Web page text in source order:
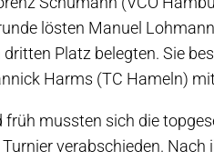
lösten Manuel
Platz belegten. Sie
Harms (TC Hameln)
früh mussten sich die
verabschieden.